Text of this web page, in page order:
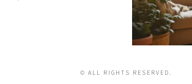
© ALL RIGHTS RESERVED.